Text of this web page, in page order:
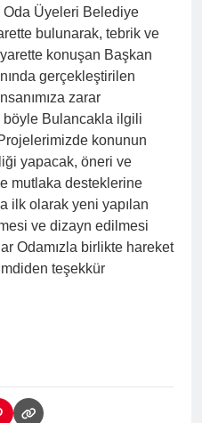
Oda Üyeleri Belediye
bulunarak, tebrik ve
konuşan Başkan
gerçekleştirilen
zarar
Bulancakla ilgili
konunun
yapacak, öneri ve
mutlaka desteklerine
ilk olarak yeni yapılan
ve dizayn edilmesi
Odamızla birlikte hareket
teşekkür